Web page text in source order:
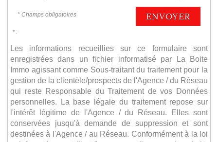
* Champs obligatoires ENVOYER
* :
Les informations recueillies sur ce formulaire sont
enregistrées dans un fichier informatisé par La Boite
Immo agissant comme Sous-traitant du traitement pour la
gestion de la clientèle/prospects de l'Agence / du Réseau
qui reste Responsable du Traitement de vos Données
personnelles. La base légale du traitement repose sur
l'intérêt légitime de l'Agence / du Réseau. Elles sont
conservées jusqu'à demande de suppression et sont
destinées à l'Agence / au Réseau. Conformément à la loi